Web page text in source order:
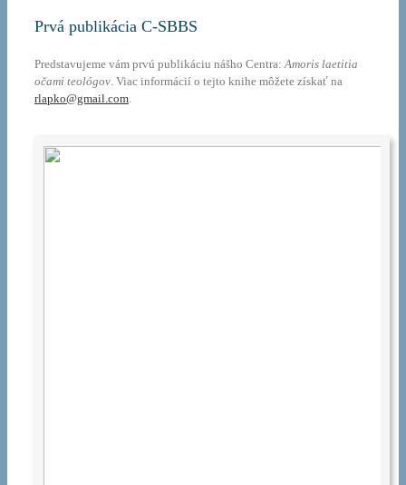
Prvá publikácia C-SBBS
Predstavujeme vám prvú publikáciu nášho Centra: Amoris laetitia
očami teológov. Viac informácií o tejto knihe môžete získať na
rlapko@gmail.com.